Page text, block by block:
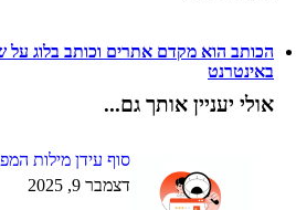
הכותב הוא מקדם אתרים וכותב בלוג על
באינטרנט
אולי יעניין אותך גם...
סוף עידן מילות
דצמבר 9, 2025